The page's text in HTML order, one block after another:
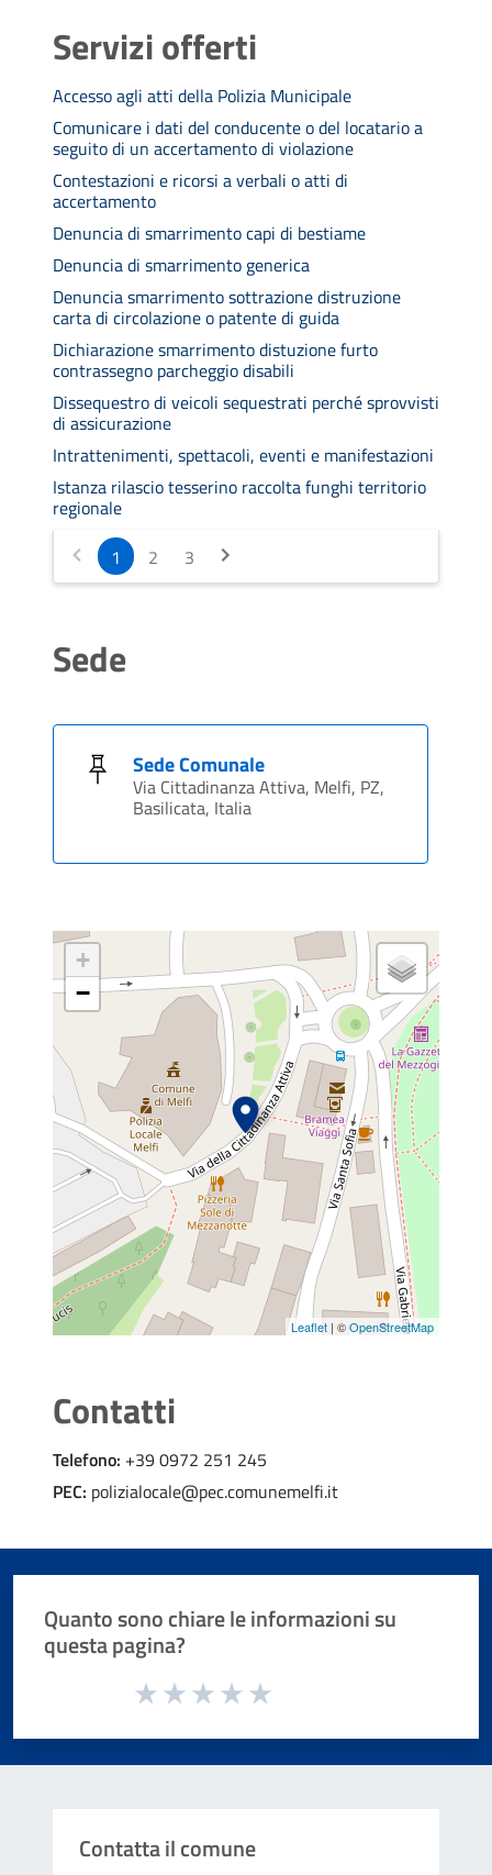
Servizi offerti
Accesso agli atti della Polizia Municipale
Comunicare i dati del conducente o del locatario a
seguito di un accertamento di violazione
Contestazioni e ricorsi a verbali o atti di
accertamento
Denuncia di smarrimento capi di bestiame
Denuncia di smarrimento generica
Denuncia smarrimento sottrazione distruzione
carta di circolazione o patente di guida
Dichiarazione smarrimento distuzione furto
contrassegno parcheggio disabili
Dissequestro di veicoli sequestrati perché sprovvisti
di assicurazione
Intrattenimenti, spettacoli, eventi e manifestazioni
Istanza rilascio tesserino raccolta funghi territorio
regionale
1
2 3
Sede
Sede Comunale
Via Cittadinanza Attiva, Melfi, PZ,
Basilicata, Italia
+
−
Leaflet | ©OpenStreetMap
Contatti
Telefono: +39 0972 251 245
PEC: polizialocale@pec.comunemelfi.it
Quanto sono chiare le informazioni su
questa pagina?
Valuta da 1 a 5 stelle la pagina
Contatta il comune